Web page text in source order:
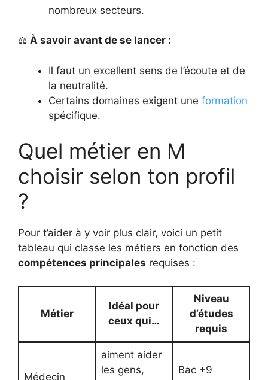
nombreux secteurs.
⚖ À savoir avant de se lancer :
Il faut un excellent sens de l’écoute et de
la neutralité.
Certains domaines exigent une formation
spécifique.
Quel métier en M
choisir selon ton profil
?
Pour t’aider à y voir plus clair, voici un petit
tableau qui classe les métiers en fonction des
compétences principales requises :
Métier
Idéal pour
ceux qui…
Niveau
d’études
requis
Médecin
aiment aider
les gens,
Bac +9